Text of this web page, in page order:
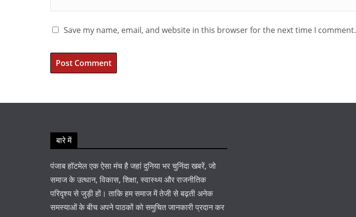
Save my name, email, and website in this browser for the next time I comment.
बारे में
पंजाब हॉटमेल एक ऐसा मंच है जहां दुनिया भर चुनिंदा खबरें, जो
समाज के उत्थान, विकास, शिक्षा, स्वास्थ्य और राजनीतिक
परिदृश्य से जुड़ी हों। ताकि हम समाज में तेजी से बढ़ती अनेक
समस्याओं के बीच अपने पाठकों को समुचित जानकारी प्रदान कर